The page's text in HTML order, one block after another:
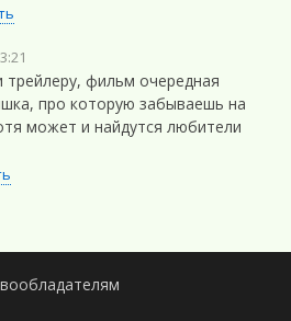
трейлеру, фильм очередная
про которую забываешь на
может и найдутся любители